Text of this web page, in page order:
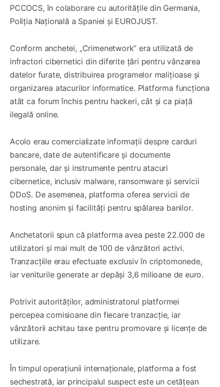
PCCOCS, în colaborare cu autoritățile din Germania,
Poliția Națională a Spaniei și EUROJUST.
Conform anchetei, „Crimenetwork” era utilizată de
infractori cibernetici din diferite țări pentru vânzarea
datelor furate, distribuirea programelor malițioase și
organizarea atacurilor informatice. Platforma funcționa
atât ca forum închis pentru hackeri, cât și ca piață
ilegală online.
Acolo erau comercializate informații despre carduri
bancare, date de autentificare și documente
personale, dar și instrumente pentru atacuri
cibernetice, inclusiv malware, ransomware și servicii
DDoS. De asemenea, platforma oferea servicii de
hosting anonim și facilități pentru spălarea banilor.
Anchetatorii spun că platforma avea peste 22.000 de
utilizatori și mai mult de 100 de vânzători activi.
Tranzacțiile erau efectuate exclusiv în criptomonede,
iar veniturile generate ar depăși 3,6 milioane de euro.
Potrivit autorităților, administratorul platformei
percepea comisioane din fiecare tranzacție, iar
vânzătorii achitau taxe pentru promovare și licențe de
utilizare.
În timpul operațiunii internaționale, platforma a fost
sechestrată, iar principalul suspect este un cetățean